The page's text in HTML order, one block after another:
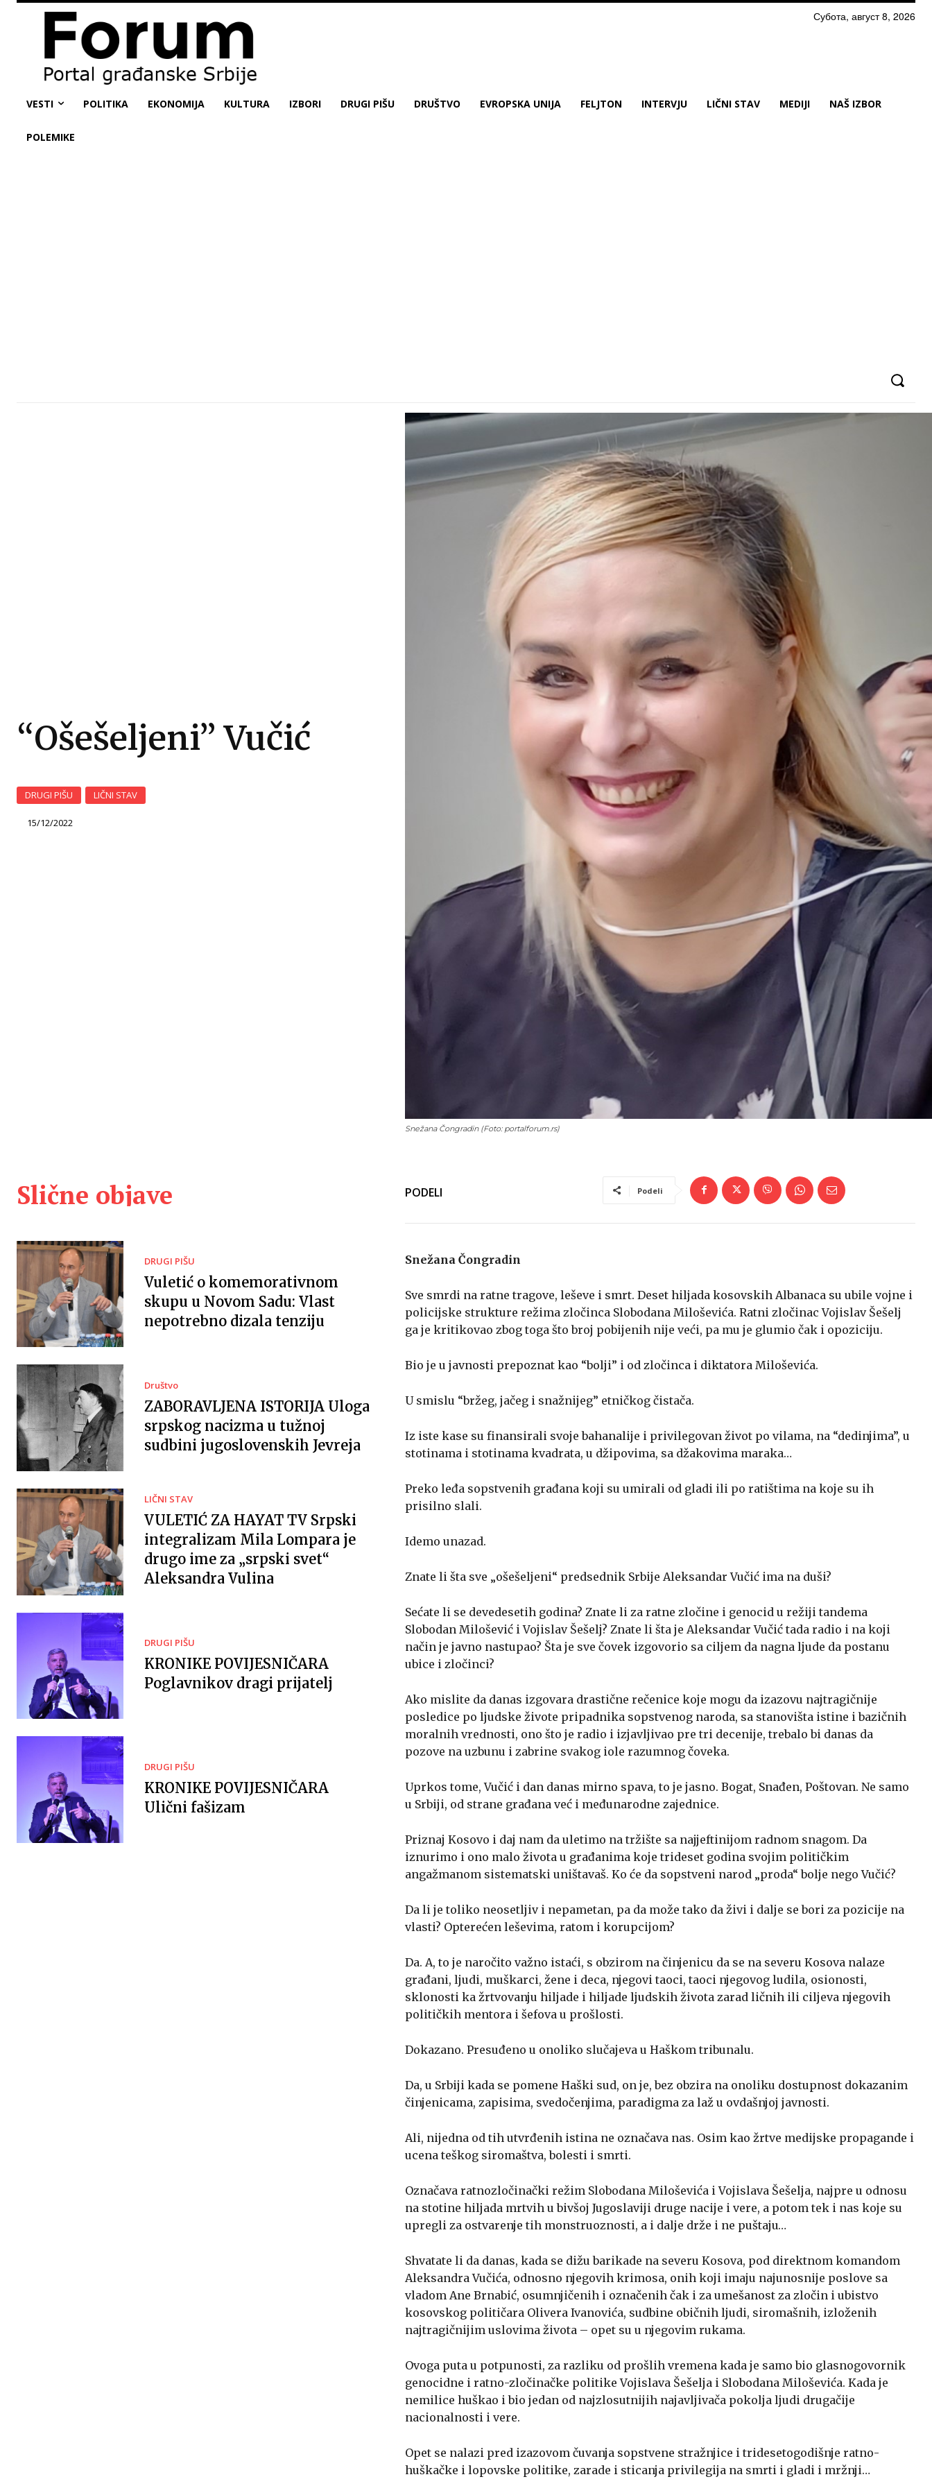
Субота, август 8, 2026
VESTI POLITIKA EKONOMIJA KULTURA IZBORI DRUGI PIŠU DRUŠTVO EVROPSKA UNIJA FELJTON INTERVJU LIČNI STAV MEDIJI NAŠ IZBOR
POLEMIKE
“Ošešeljeni” Vučić
DRUGI PIŠU LIČNI STAV
15/12/2022
Snežana Čongradin (Foto: portalforum.rs)
Slične objave
DRUGI PIŠU
Vuletić o komemorativnom
skupu u Novom Sadu: Vlast
nepotrebno dizala tenziju
Društvo
ZABORAVLJENA ISTORIJA Uloga
srpskog nacizma u tužnoj
sudbini jugoslovenskih Jevreja
LIČNI STAV
VULETIĆ ZA HAYAT TV Srpski
integralizam Mila Lompara je
drugo ime za „srpski svet“
Aleksandra Vulina
DRUGI PIŠU
KRONIKE POVIJESNIČARA
Poglavnikov dragi prijatelj
DRUGI PIŠU
KRONIKE POVIJESNIČARA
Ulični fašizam
PODELI Podeli
Snežana Čongradin
Sve smrdi na ratne tragove, leševe i smrt. Deset hiljada kosovskih Albanaca su ubile vojne i
policijske strukture režima zločinca Slobodana Miloševića. Ratni zločinac Vojislav Šešelj
ga je kritikovao zbog toga što broj pobijenih nije veći, pa mu je glumio čak i opoziciju.
Bio je u javnosti prepoznat kao “bolji” i od zločinca i diktatora Miloševića.
U smislu “bržeg, jačeg i snažnijeg” etničkog čistača.
Iz iste kase su finansirali svoje bahanalije i privilegovan život po vilama, na “dedinjima”, u
stotinama i stotinama kvadrata, u džipovima, sa džakovima maraka…
Preko leđa sopstvenih građana koji su umirali od gladi ili po ratištima na koje su ih
prisilno slali.
Idemo unazad.
Znate li šta sve „ošešeljeni“ predsednik Srbije Aleksandar Vučić ima na duši?
Sećate li se devedesetih godina? Znate li za ratne zločine i genocid u režiji tandema
Slobodan Milošević i Vojislav Šešelj? Znate li šta je Aleksandar Vučić tada radio i na koji
način je javno nastupao? Šta je sve čovek izgovorio sa ciljem da nagna ljude da postanu
ubice i zločinci?
Ako mislite da danas izgovara drastične rečenice koje mogu da izazovu najtragičnije
posledice po ljudske živote pripadnika sopstvenog naroda, sa stanovišta istine i bazičnih
moralnih vrednosti, ono što je radio i izjavljivao pre tri decenije, trebalo bi danas da
pozove na uzbunu i zabrine svakog iole razumnog čoveka.
Uprkos tome, Vučić i dan danas mirno spava, to je jasno. Bogat, Snađen, Poštovan. Ne samo
u Srbiji, od strane građana već i međunarodne zajednice.
Priznaj Kosovo i daj nam da uletimo na tržište sa najjeftinijom radnom snagom. Da
iznurimo i ono malo života u građanima koje trideset godina svojim političkim
angažmanom sistematski uništavaš. Ko će da sopstveni narod „proda“ bolje nego Vučić?
Da li je toliko neosetljiv i nepametan, pa da može tako da živi i dalje se bori za pozicije na
vlasti? Opterećen leševima, ratom i korupcijom?
Da. A, to je naročito važno istaći, s obzirom na činjenicu da se na severu Kosova nalaze
građani, ljudi, muškarci, žene i deca, njegovi taoci, taoci njegovog ludila, osionosti,
sklonosti ka žrtvovanju hiljade i hiljade ljudskih života zarad ličnih ili ciljeva njegovih
političkih mentora i šefova u prošlosti.
Dokazano. Presuđeno u onoliko slučajeva u Haškom tribunalu.
Da, u Srbiji kada se pomene Haški sud, on je, bez obzira na onoliku dostupnost dokazanim
činjenicama, zapisima, svedočenjima, paradigma za laž u ovdašnjoj javnosti.
Ali, nijedna od tih utvrđenih istina ne označava nas. Osim kao žrtve medijske propagande i
ucena teškog siromaštva, bolesti i smrti.
Označava ratnozločinački režim Slobodana Miloševića i Vojislava Šešelja, najpre u odnosu
na stotine hiljada mrtvih u bivšoj Jugoslaviji druge nacije i vere, a potom tek i nas koje su
upregli za ostvarenje tih monstruoznosti, a i dalje drže i ne puštaju…
Shvatate li da danas, kada se dižu barikade na severu Kosova, pod direktnom komandom
Aleksandra Vučića, odnosno njegovih krimosa, onih koji imaju najunosnije poslove sa
vladom Ane Brnabić, osumnjičenih i označenih čak i za umešanost za zločin i ubistvo
kosovskog političara Olivera Ivanovića, sudbine običnih ljudi, siromašnih, izloženih
najtragičnijim uslovima života – opet su u njegovim rukama.
Ovoga puta u potpunosti, za razliku od prošlih vremena kada je samo bio glasnogovornik
genocidne i ratno-zločinačke politike Vojislava Šešelja i Slobodana Miloševića. Kada je
nemilice huškao i bio jedan od najzlosutnijih najavljivača pokolja ljudi drugačije
nacionalnosti i vere.
Opet se nalazi pred izazovom čuvanja sopstvene stražnjice i tridesetogodišnje ratno-
huškačke i lopovske politike, zarade i sticanja privilegija na smrti i gladi i mržnji…